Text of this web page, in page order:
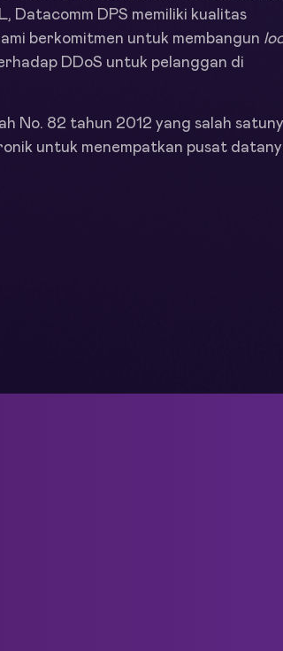
Datacomm DPS memiliki kualitas
berkomitmen untuk membangun
DDoS untuk pelanggan di
No. 82 tahun 2012 yang salah
untuk menempatkan pusat